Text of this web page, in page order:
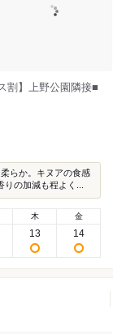
割】上野公園隣接■
らか。キヌアの食感
りの加減も程よく...
木
13
金
14